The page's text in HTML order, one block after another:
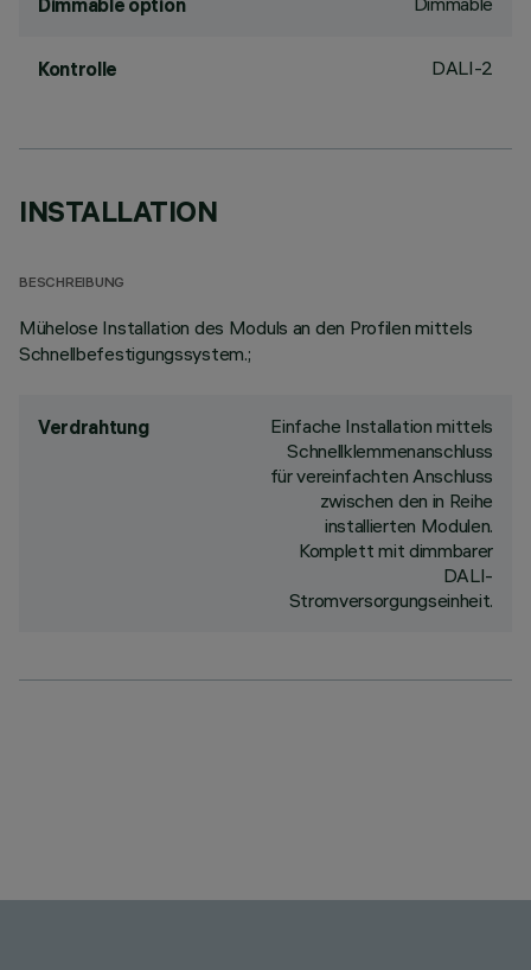
Dimmable option
Kontrolle DALI-2
INSTALLATION
BESCHREIBUNG
Mühelose Installation des Moduls an den Profilen mittels
Schnellbefestigungssystem.;
Verdrahtung
Einfache Installation mittels
Schnellklemmenanschluss
für vereinfachten Anschluss
zwischen den in Reihe
installierten Modulen.
Komplett mit dimmbarer
DALI-
Stromversorgungseinheit.